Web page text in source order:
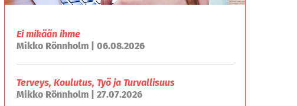
Ei mikään ihme
Mikko Rönnholm | 06.08.2026
Terveys, Koulutus, Työ ja Turvallisuus
Mikko Rönnholm | 27.07.2026